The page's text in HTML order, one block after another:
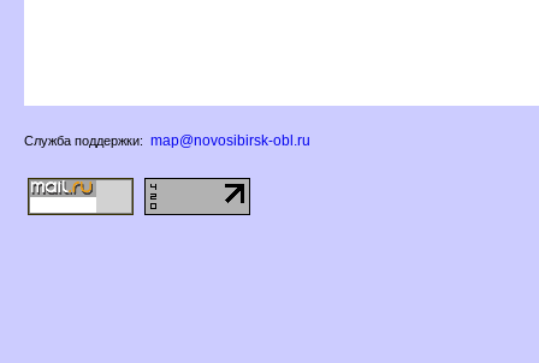
Служба поддержки: map@novosibirsk-obl.ru